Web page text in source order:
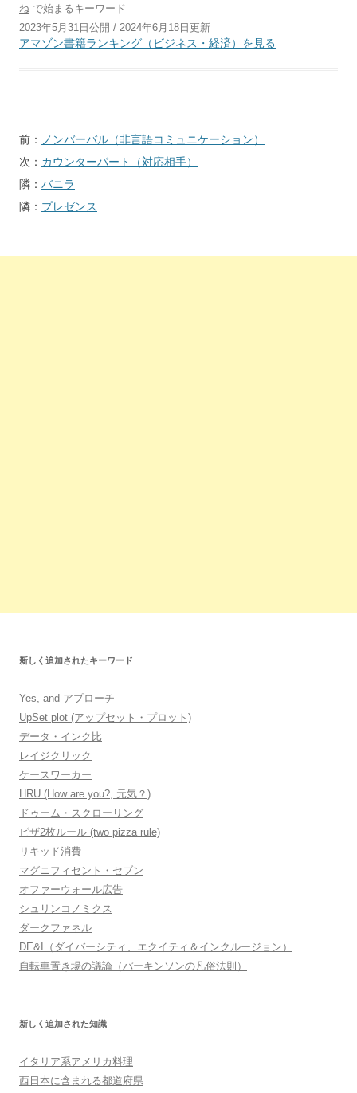
ね で始まるキーワード
2023年5月31日公開 / 2024年6月18日更新
アマゾン書籍ランキング（ビジネス・経済）を見る
投
稿
ナ
ビ
前：
ノンバーバル（非言語コミュニケーション）
次： カウンターパート（対応相手）
隣： バニラ
隣： プレゼンス
新しく追加されたキーワード
Yes, and アプローチ
UpSet plot (アップセット・プロット)
データ・インク比
レイジクリック
ケースワーカー
HRU (How are you?, 元気？)
ドゥーム・スクローリング
ピザ2枚ルール (two pizza rule)
リキッド消費
マグニフィセント・セブン
オファーウォール広告
シュリンコノミクス
ダークファネル
DE&I（ダイバーシティ、エクイティ＆インクルージョン）
自転車置き場の議論（パーキンソンの凡俗法則）
新しく追加された知識
イタリア系アメリカ料理
西日本に含まれる都道府県